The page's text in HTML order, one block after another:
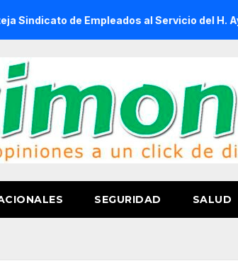
de Empleados al Servicio del H.
SEGURIDAD SALUD